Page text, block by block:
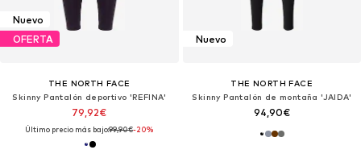
Nuevo
OFERTA
THE NORTH FACE
Skinny Pantalón deportivo 'REFINA'
79,92€
Último precio más bajo:99,90€-20%
Nuevo
THE NORTH FACE
Skinny Pantalón de montaña 'JAIDA'
94,90€